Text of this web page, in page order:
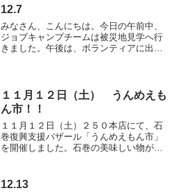
12.7
みなさん、こんにちは。今日の午前中、
ジョブキャンプチームは被災地見学へ行
きました。午後は、ボランティアに出か
１１月１２日（土） うんめえも
ん市！！
１１月１２日（土）２５０本店にて、石
巻復興支援バザール「うんめえもん市」
を開催しました。石巻の美味しい物が大
✩↑ 美味しい物が盛りだくさん！！お
12.13